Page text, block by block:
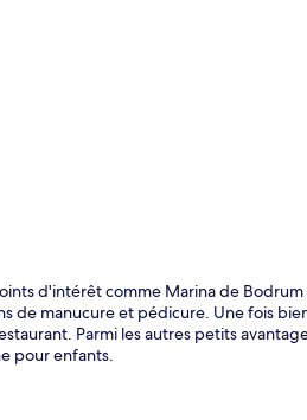
d'intérêt comme Marina de Bodrum
de manucure et pédicure. Une fois
Parmi les autres petits
pour enfants.